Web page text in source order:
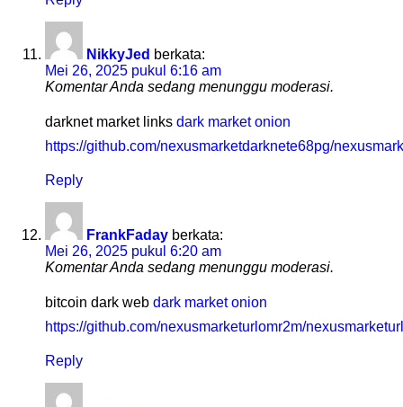
NikkyJed berkata:
Mei 26, 2025 pukul 6:16 am
Komentar Anda sedang menunggu moderasi.
darknet market links dark market onion
https://github.com/nexusmarketdarknete68pg/
Reply
FrankFaday berkata:
Mei 26, 2025 pukul 6:20 am
Komentar Anda sedang menunggu moderasi.
bitcoin dark web dark market onion
https://github.com/nexusmarketurlomr2m/nexusmarketurl
Reply